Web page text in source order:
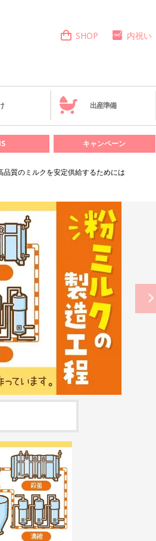
SHOP 内祝い
出産準備
キャンペーン
質のミルクを安定供給するためには